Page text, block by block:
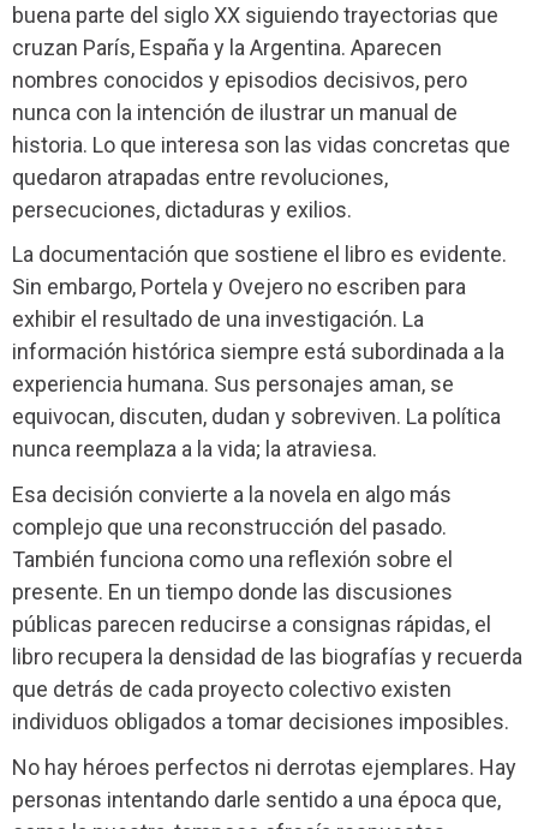
buena parte del siglo XX siguiendo trayectorias que
cruzan París, España y la Argentina. Aparecen
nombres conocidos y episodios decisivos, pero
nunca con la intención de ilustrar un manual de
historia. Lo que interesa son las vidas concretas que
quedaron atrapadas entre revoluciones,
persecuciones, dictaduras y exilios.
La documentación que sostiene el libro es evidente.
Sin embargo, Portela y Ovejero no escriben para
exhibir el resultado de una investigación. La
información histórica siempre está subordinada a la
experiencia humana. Sus personajes aman, se
equivocan, discuten, dudan y sobreviven. La política
nunca reemplaza a la vida; la atraviesa.
Esa decisión convierte a la novela en algo más
complejo que una reconstrucción del pasado.
También funciona como una reflexión sobre el
presente. En un tiempo donde las discusiones
públicas parecen reducirse a consignas rápidas, el
libro recupera la densidad de las biografías y recuerda
que detrás de cada proyecto colectivo existen
individuos obligados a tomar decisiones imposibles.
No hay héroes perfectos ni derrotas ejemplares. Hay
personas intentando darle sentido a una época que,